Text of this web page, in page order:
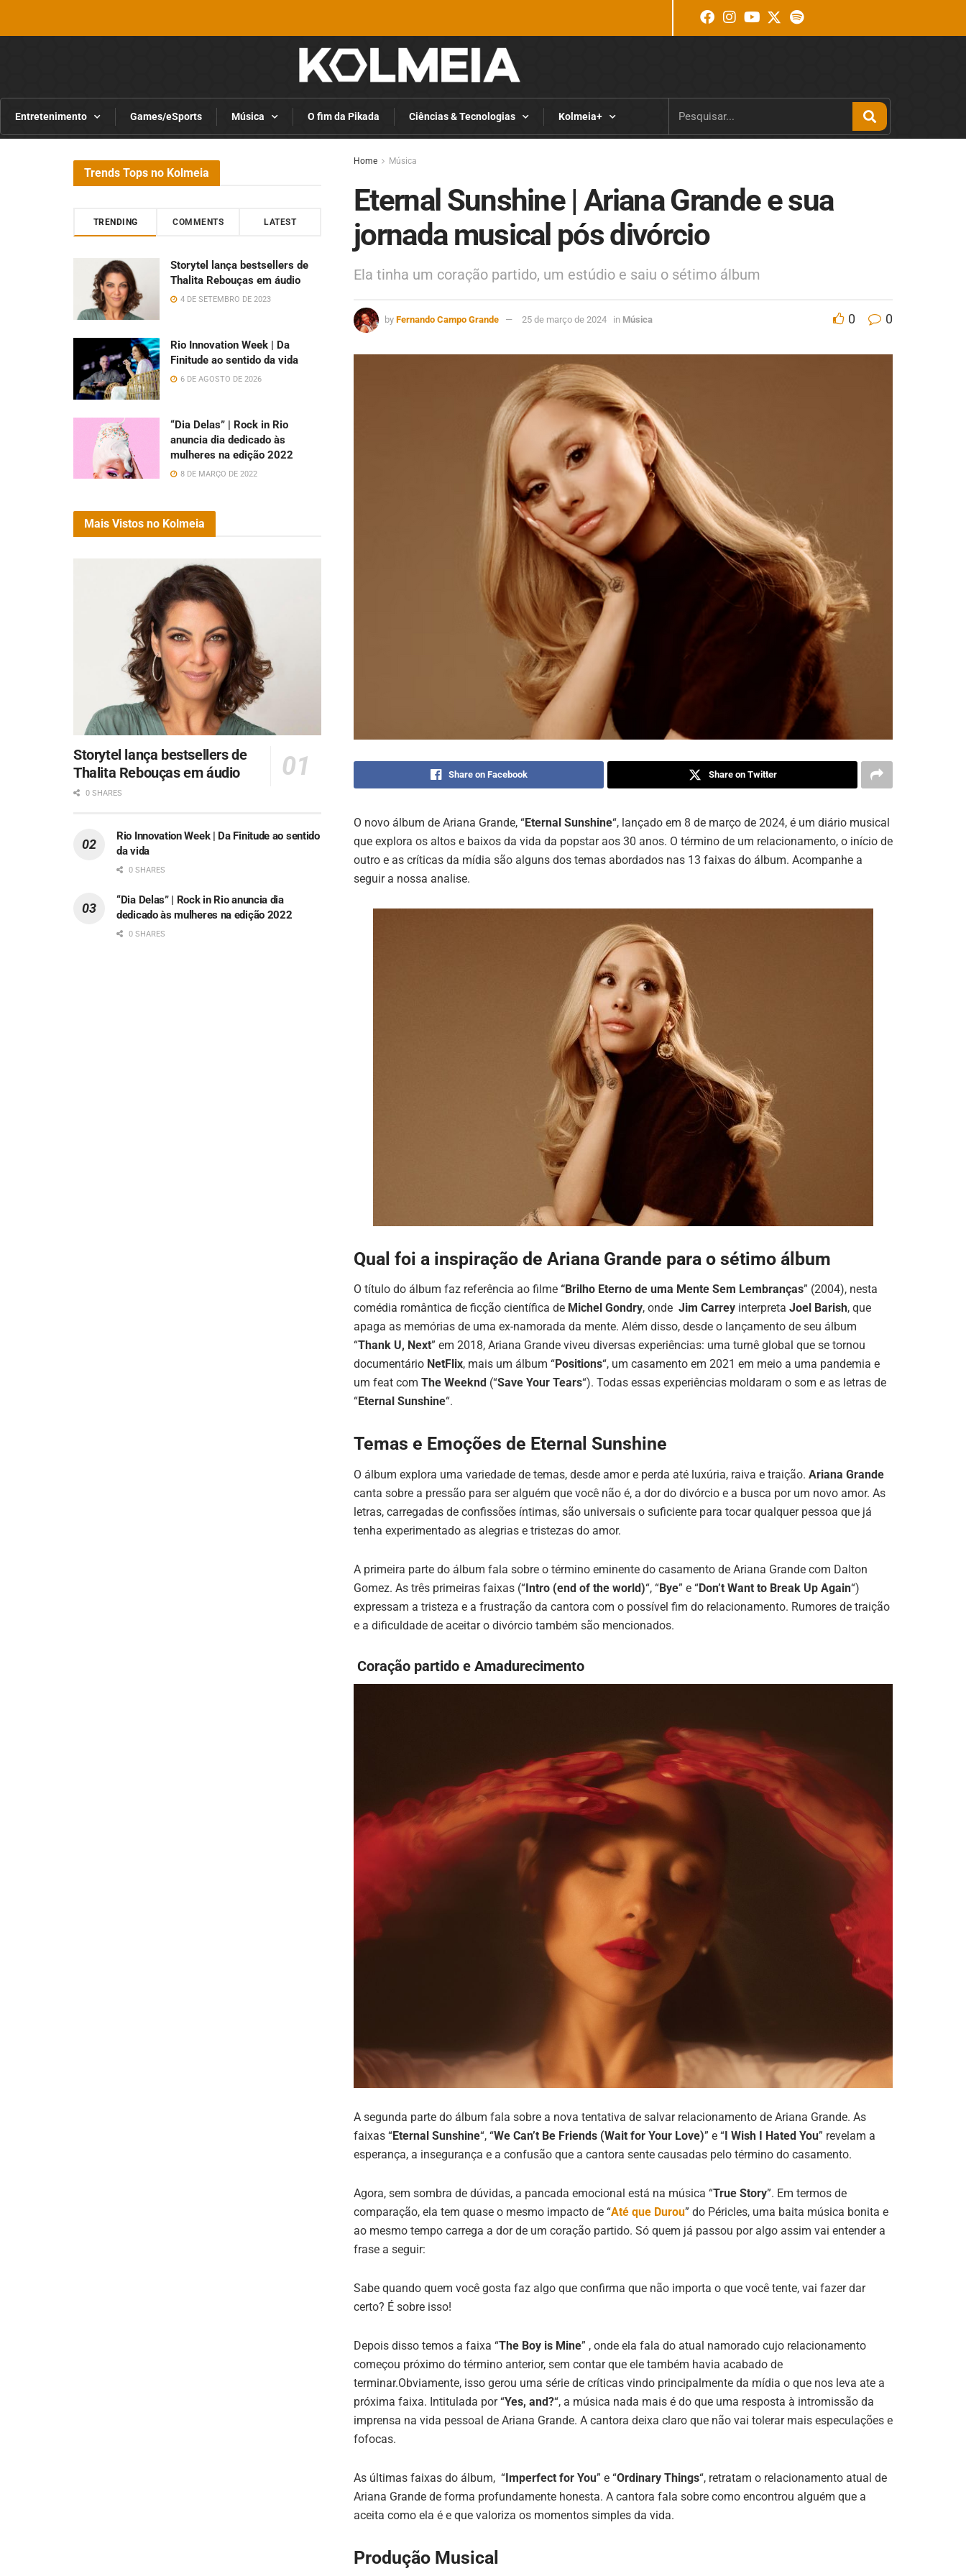
Entretenimento Games/eSports Música O fim da Pikada Ciências & Tecnologias Kolmeia+
Home Música
Eternal Sunshine | Ariana Grande e sua
jornada musical pós divórcio
Ela tinha um coração partido, um estúdio e saiu o sétimo álbum
by Fernando Campo Grande 25 de março de 2024 in Música 0 0
Share on Facebook Share on Twitter
O novo álbum de Ariana Grande, “Eternal Sunshine“, lançado em 8 de março de 2024, é um diário musical
que explora os altos e baixos da vida da popstar aos 30 anos. O término de um relacionamento, o início de
outro e as críticas da mídia são alguns dos temas abordados nas 13 faixas do álbum. Acompanhe a
seguir a nossa analise.
Qual foi a inspiração de Ariana Grande para o sétimo álbum
O título do álbum faz referência ao filme “Brilho Eterno de uma Mente Sem Lembranças” (2004), nesta
comédia romântica de ficção científica de Michel Gondry, onde Jim Carrey interpreta Joel Barish, que
apaga as memórias de uma ex-namorada da mente. Além disso, desde o lançamento de seu álbum
“Thank U, Next” em 2018, Ariana Grande viveu diversas experiências: uma turnê global que se tornou
documentário NetFlix, mais um álbum “Positions“, um casamento em 2021 em meio a uma pandemia e
um feat com The Weeknd (“Save Your Tears“). Todas essas experiências moldaram o som e as letras de
“Eternal Sunshine“.
Temas e Emoções de Eternal Sunshine
O álbum explora uma variedade de temas, desde amor e perda até luxúria, raiva e traição. Ariana Grande
canta sobre a pressão para ser alguém que você não é, a dor do divórcio e a busca por um novo amor. As
letras, carregadas de confissões íntimas, são universais o suficiente para tocar qualquer pessoa que já
tenha experimentado as alegrias e tristezas do amor.
A primeira parte do álbum fala sobre o término eminente do casamento de Ariana Grande com Dalton
Gomez. As três primeiras faixas (“Intro (end of the world)“, “Bye” e “Don’t Want to Break Up Again“)
expressam a tristeza e a frustração da cantora com o possível fim do relacionamento. Rumores de traição
e a dificuldade de aceitar o divórcio também são mencionados.
Coração partido e Amadurecimento
A segunda parte do álbum fala sobre a nova tentativa de salvar relacionamento de Ariana Grande. As
faixas “Eternal Sunshine“, “We Can’t Be Friends (Wait for Your Love)” e “ I Wish I Hated You” revelam a
esperança, a insegurança e a confusão que a cantora sente causadas pelo término do casamento.
Agora, sem sombra de dúvidas, a pancada emocional está na música “True Story”. Em termos de
comparação, ela tem quase o mesmo impacto de “Até que Durou” do Péricles, uma baita música bonita e
ao mesmo tempo carrega a dor de um coração partido. Só quem já passou por algo assim vai entender a
frase a seguir:
Sabe quando quem você gosta faz algo que confirma que não importa o que você tente, vai fazer dar
certo? É sobre isso!
Depois disso temos a faixa “The Boy is Mine” , onde ela fala do atual namorado cujo relacionamento
começou próximo do término anterior, sem contar que ele também havia acabado de
terminar.Obviamente, isso gerou uma série de críticas vindo principalmente da mídia o que nos leva ate a
próxima faixa. Intitulada por “Yes, and?“, a música nada mais é do que uma resposta à intromissão da
imprensa na vida pessoal de Ariana Grande. A cantora deixa claro que não vai tolerar mais especulações e
fofocas.
As últimas faixas do álbum, “ Imperfect for You” e “Ordinary Things“, retratam o relacionamento atual de
Ariana Grande de forma profundamente honesta. A cantora fala sobre como encontrou alguém que a
aceita como ela é e que valoriza os momentos simples da vida.
Produção Musical
Trends Tops no Kolmeia
TRENDING COMMENTS LATEST
Storytel lança bestsellers de
Thalita Rebouças em áudio
4 DE SETEMBRO DE 2023
Rio Innovation Week | Da
Finitude ao sentido da vida
6 DE AGOSTO DE 2026
“Dia Delas” | Rock in Rio
anuncia dia dedicado às
mulheres na edição 2022
8 DE MARÇO DE 2022
Mais Vistos no Kolmeia
Storytel lança bestsellers de
Thalita Rebouças em áudio
0 SHARES
Rio Innovation Week | Da Finitude ao sentido
da vida
0 SHARES
“Dia Delas” | Rock in Rio anuncia dia
dedicado às mulheres na edição 2022
0 SHARES